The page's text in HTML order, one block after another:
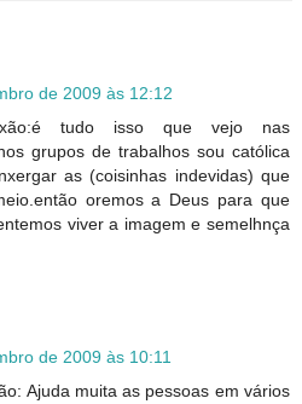
de 2009 às 12:12
tudo isso que vejo nas
grupos de trabalhos sou católica
as (coisinhas indevidas) que
oremos a Deus para que
viver a imagem e semelhnça
de 2009 às 10:11
Ajuda muita as pessoas em vários